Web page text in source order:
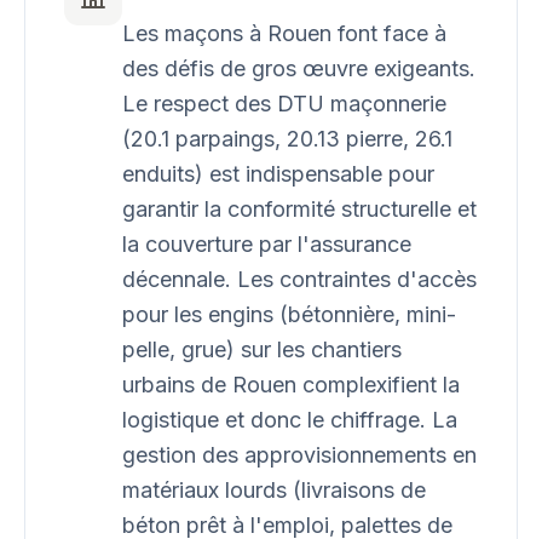
Les maçons à Rouen font face à
des défis de gros œuvre exigeants.
Le respect des DTU maçonnerie
(20.1 parpaings, 20.13 pierre, 26.1
enduits) est indispensable pour
garantir la conformité structurelle et
la couverture par l'assurance
décennale. Les contraintes d'accès
pour les engins (bétonnière, mini-
pelle, grue) sur les chantiers
urbains de Rouen complexifient la
logistique et donc le chiffrage. La
gestion des approvisionnements en
matériaux lourds (livraisons de
béton prêt à l'emploi, palettes de